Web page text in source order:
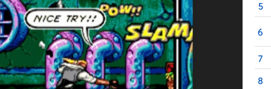
5
6
7
8